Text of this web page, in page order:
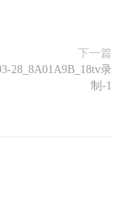
下一篇
28_8A01A9B_18tv录
制-1